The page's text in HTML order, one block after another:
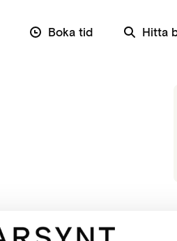
Boka tid Hitta